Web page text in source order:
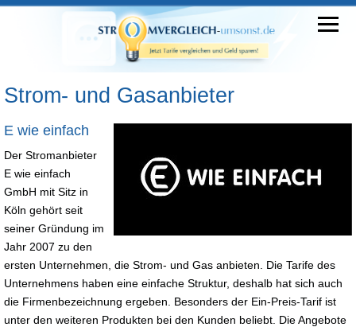
Strom- und Gasanbieter
E wie einfach
Der Stromanbieter
E wie einfach
GmbH mit Sitz in
Köln gehört seit
seiner Gründung im
Jahr 2007 zu den
ersten Unternehmen, die Strom- und Gas anbieten. Die Tarife des
Unternehmens haben eine einfache Struktur, deshalb hat sich auch
die Firmenbezeichnung ergeben. Besonders der Ein-Preis-Tarif ist
unter den weiteren Produkten bei den Kunden beliebt. Die Angebote